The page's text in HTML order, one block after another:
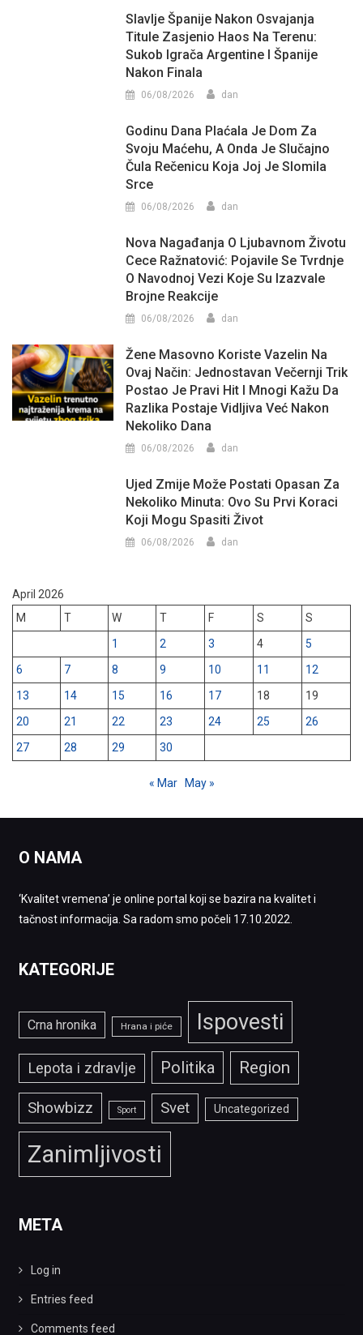
Slavlje Španije Nakon Osvajanja
Titule Zasjenio Haos Na Terenu:
Sukob Igrača Argentine I Španije
Nakon Finala
06/08/2026 dan
Godinu Dana Plaćala Je Dom Za
Svoju Maćehu, A Onda Je Slučajno
Čula Rečenicu Koja Joj Je Slomila
Srce
06/08/2026 dan
Nova Nagađanja O Ljubavnom Životu
Cece Ražnatović: Pojavile Se Tvrdnje
O Navodnoj Vezi Koje Su Izazvale
Brojne Reakcije
06/08/2026 dan
Žene Masovno Koriste Vazelin Na
Ovaj Način: Jednostavan Večernji Trik
Postao Je Pravi Hit I Mnogi Kažu Da
Razlika Postaje Vidljiva Već Nakon
Nekoliko Dana
06/08/2026 dan
Ujed Zmije Može Postati Opasan Za
Nekoliko Minuta: Ovo Su Prvi Koraci
Koji Mogu Spasiti Život
06/08/2026 dan
April 2026
M
T W T F S
S
1
2 3 4
5
6
7 8 9 10 11
12
13
14 15 16 17 18
19
20
21 22 23 24 25
26
27
28 29 30
« Mar May »
O NAMA
‘Kvalitet vremena’ je online portal koji se bazira na kvalitet i
tačnost informacija. Sa radom smo počeli 17.10.2022.
KATEGORIJE
Crna hronika Hrana i piće Ispovesti
Lepota i zdravlje Politika Region
Showbizz Sport Svet Uncategorized
Zanimljivosti
META
Log in
Entries feed
Comments feed